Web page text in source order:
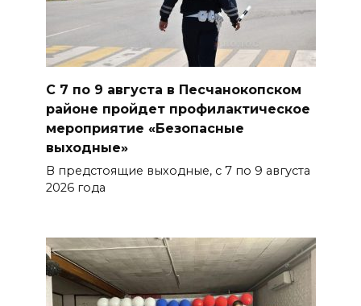
08 августа 2026 10:49
Ростовчане оказались среди
эвакуированных с пляжа в
Новороссийске
БОЛЬШЕ НОВОСТЕЙ
С 7 по 9 августа в Песчанокопском
районе пройдет профилактическое
мероприятие «Безопасные
выходные»
В предстоящие выходные, с 7 по 9 августа
2026 года